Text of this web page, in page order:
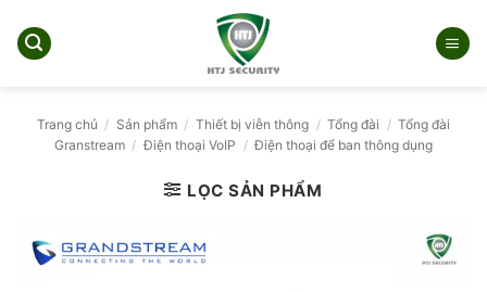
qua
Trang chủ / Sản phẩm / Thiết bị viễn thông / Tổng đài / Tổng đài
Granstream / Điện thoại VoIP / Điện thoại để ban thông dụng
LỌC SẢN PHẨM